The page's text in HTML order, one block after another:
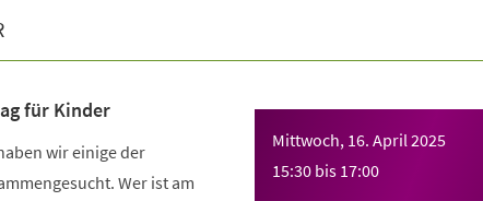
Mittwoch, 16. April 2025
15:30 bis 17:00
für Kinder
wir einige der
Wer ist am